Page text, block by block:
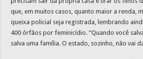
que, em muitos casos, quanto maior a renda,
queixa policial seja registrada, lembrando
400 órfãos por feminicídio. “Quando você
salva uma família. O estado, sozinho, não vai